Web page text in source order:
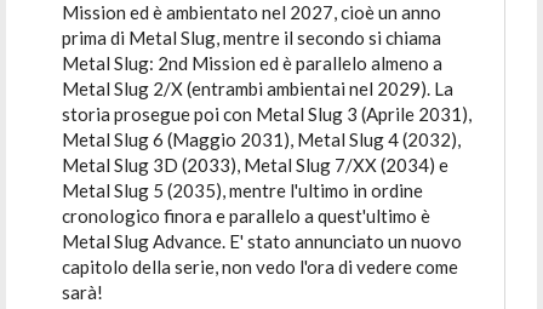
Mission ed è ambientato nel 2027, cioè un anno
prima di Metal Slug, mentre il secondo si chiama
Metal Slug: 2nd Mission ed è parallelo almeno a
Metal Slug 2/X (entrambi ambientai nel 2029). La
storia prosegue poi con Metal Slug 3 (Aprile 2031),
Metal Slug 6 (Maggio 2031), Metal Slug 4 (2032),
Metal Slug 3D (2033), Metal Slug 7/XX (2034) e
Metal Slug 5 (2035), mentre l'ultimo in ordine
cronologico finora e parallelo a quest'ultimo è
Metal Slug Advance. E' stato annunciato un nuovo
capitolo della serie, non vedo l'ora di vedere come
sarà!